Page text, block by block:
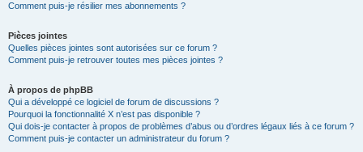
Comment puis-je résilier mes abonnements ?
Pièces jointes
Quelles pièces jointes sont autorisées sur ce forum ?
Comment puis-je retrouver toutes mes pièces jointes ?
À propos de phpBB
Qui a développé ce logiciel de forum de discussions ?
Pourquoi la fonctionnalité X n’est pas disponible ?
Qui dois-je contacter à propos de problèmes d’abus ou d’ordres légaux liés à ce forum ?
Comment puis-je contacter un administrateur du forum ?